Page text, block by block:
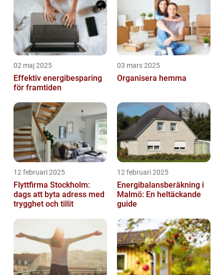
02 maj 2025
Effektiv energibesparing
för framtiden
03 mars 2025
Organisera hemma
12 februari 2025
Flyttfirma Stockholm:
dags att byta adress med
trygghet och tillit
12 februari 2025
Energibalansberäkning i
Malmö: En heltäckande
guide